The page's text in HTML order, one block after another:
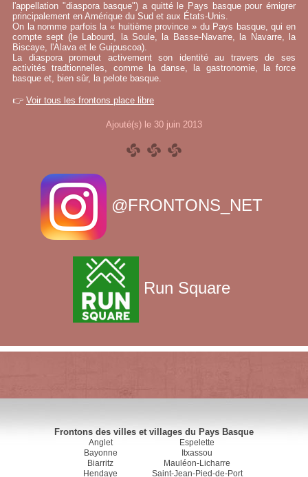
l'appellation "diaspora basque") a quitté le Pays basque pour émigrer
principalement en Amérique du Sud et aux États-Unis.
On la nomme parfois la « huitième province » du Pays basque, qui en
compte sept (le Labourd, la Soule, la Basse-Navarre, la Navarre, la
Biscaye, l'Alava et le Guipuscoa).
La diaspora promeut activement son identité au travers de ses
activités tradtionnelles, comme la danse, la gastronomie, la force
basque et, bien sûr, la pelote basque.
👉 Voir tous les frontons place libre
Ajouté(s) le 30 juin 2013
@FRONTONS_NET
Run Square
Frontons des villes et villages du Pays Basque
Anglet
Bayonne
Biarritz
Hendaye
Espelette
Itxassou
Mauléon-Licharre
Saint-Jean-Pied-de-Port